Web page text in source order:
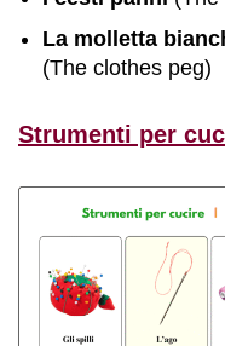
La molletta
(The clothes peg)
Strumenti per